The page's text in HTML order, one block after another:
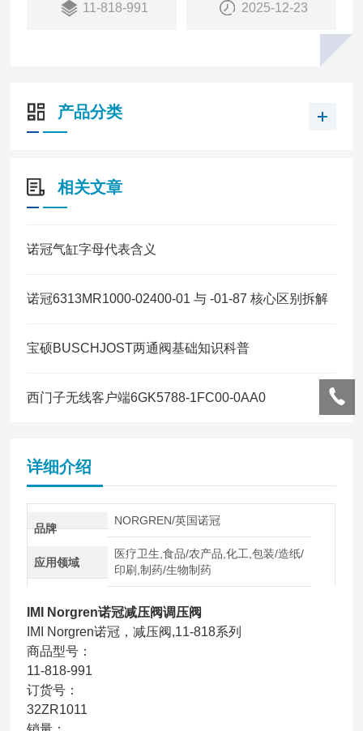
销量： 11-818-991 2025-12-23
产品分类
相关文章
诺冠气缸字母代表含义
诺冠6313MR1000-02400-01 与 -01-87 核心区别拆解
宝硕BUSCHJOST两通阀基础知识科普
西门子无线客户端6GK5788-1FC00-0AA0
详细介绍
品牌
NORGREN/英国诺冠
应用领域
医疗卫生,食品/农产品,化工,包装/造纸/
印刷,制药/生物制药
IMI Norgren诺冠减压阀调压阀
IMI Norgren诺冠，减压阀,11-818系列
商品型号：
11-818-991
订货号：
32ZR1011